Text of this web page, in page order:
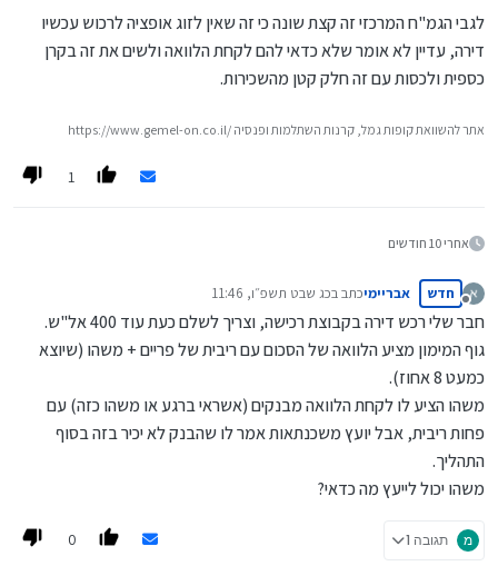
לגבי הגמ"ח המרכזי זה קצת שונה כי זה שאין לזוג אופציה לרכוש עכשיו
דירה, עדיין לא אומר שלא כדאי להם לקחת הלוואה ולשים את זה בקרן
כספית ולכסות עם זה חלק קטן מהשכירות.
https://www.gemel-on.co.il/ אתר להשוואת קופות גמל, קרנות השתלמות ופנסיה
1
אחרי 10 חודשים
מנותק
חדש אבריימיכתב בכג שבט תשפ״ו, 11:46
נערך לאחרונה על ידי
חבר שלי רכש דירה בקבוצת רכישה, וצריך לשלם כעת עוד 400 אל"ש.
גוף המימון מציע הלוואה של הסכום עם ריבית של פריים + משהו (שיוצא
כמעט 8 אחוז).
משהו הציע לו לקחת הלוואה מבנקים (אשראי ברגע או משהו כזה) עם
פחות ריבית, אבל יועץ משכנתאות אמר לו שהבנק לא יכיר בזה בסוף
התהליך.
משהו יכול לייעץ מה כדאי?
מ תגובה 1 0